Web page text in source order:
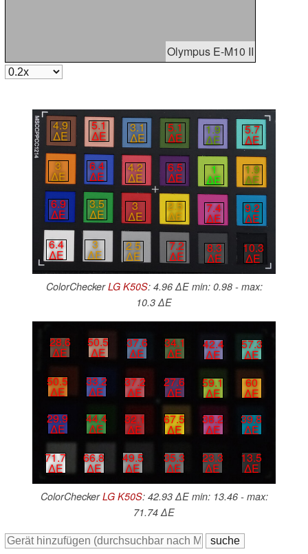
Olympus E-M10 II
4.9
∆E
5.1
∆E
3.1
∆E
5.1
∆E
1.9
∆E
5.7
∆E
3
∆E
6.4
∆E
4.2
∆E
6.5
∆E
1
∆E
1.9
∆E
6.9
∆E
3.5
∆E
3
∆E
2.5
∆E
7.4
∆E
9.2
∆E
6.4
∆E
3
∆E
2.5
∆E
7.2
∆E
8.3
∆E
10.3
∆E
ColorCheckerLG K50S: 4.96 ∆E min: 0.98 - max:
10.3 ∆E
28.6
∆E
50.5
∆E
37.6
∆E
34.1
∆E
42.4
∆E
57.3
∆E
50.5
∆E
33.2
∆E
37.2
∆E
27.6
∆E
59.1
∆E
60
∆E
29.9
∆E
44.4
∆E
32.1
∆E
67.5
∆E
38.2
∆E
39.8
∆E
71.7
∆E
66.8
∆E
49.5
∆E
35.3
∆E
23.3
∆E
13.5
∆E
ColorCheckerLG K50S: 42.93 ∆E min: 13.46 - max:
71.74 ∆E